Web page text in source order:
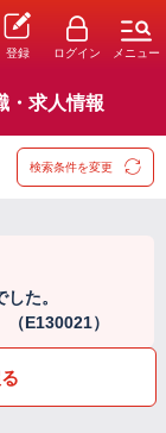
登録 ログイン メニュー
・求人情報
検索条件を変更
た。
E130021）